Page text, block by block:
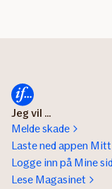
Jeg vil ...
Melde skade
Laste ned appen
Logge inn på Mine
Lese Magasinet